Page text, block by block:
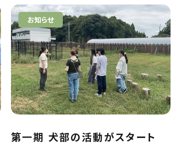
お知らせ
第一期 犬部の活動がスタート